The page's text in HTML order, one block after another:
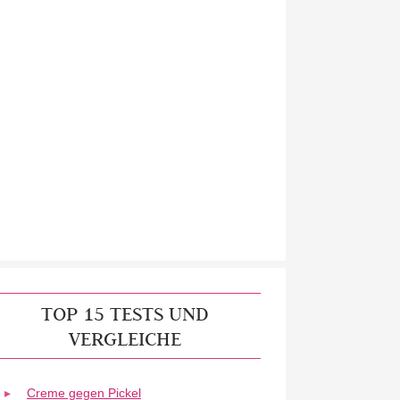
TOP 15 TESTS UND
VERGLEICHE
Creme gegen Pickel